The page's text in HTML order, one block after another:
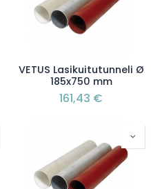
VETUS Lasikuitutunneli Ø
185x750 mm
161,43 €